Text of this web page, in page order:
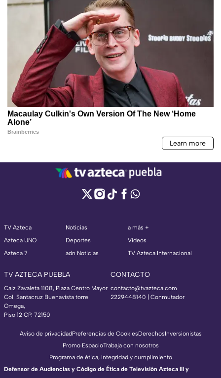
TV Azteca
Azteca UNO
Azteca 7
Noticias
Deportes
adn Noticias
a más +
Videos
TV Azteca Internacional
TV AZTECA PUEBLA
Calz Zavaleta 1108, Plaza Centro Mayor
Col. Santacruz Buenavista torre
Omega,
Piso 12 CP. 72150
CONTACTO
contacto@tvazteca.com
2229448140 | Conmutador
Aviso de privacidadPreferencias de CookiesDerechosInversionistas
Promo EspacioTrabaja con nosotros
Programa de ética, integridad y cumplimiento
Defensor de Audiencias y Código de Ética de Televisión Azteca III y